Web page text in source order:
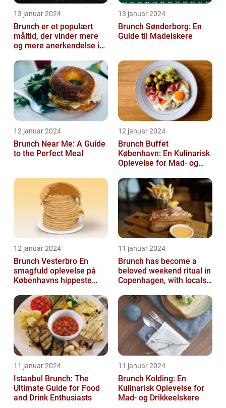
13 januar 2024
Brunch er et populært
måltid, der vinder mere
og mere anerkendelse i
verden
13 januar 2024
Brunch Sønderborg: En
Guide til Madelskere
12 januar 2024
Brunch Near Me: A Guide
to the Perfect Meal
12 januar 2024
Brunch Buffet
København: En Kulinarisk
Oplevelse for Mad- og
12 januar 2024
Brunch Vesterbro En
smagfuld oplevelse på
Københavns hippeste
11 januar 2024
Brunch has become a
beloved weekend ritual in
Copenhagen, with locals
to...
11 januar 2024
Istanbul Brunch: The
Ultimate Guide for Food
and Drink Enthusiasts
11 januar 2024
Brunch Kolding: En
Kulinarisk Oplevelse for
Mad- og Drikkeelskere